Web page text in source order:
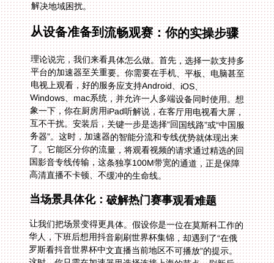
解决地域困扰。
从设备准备到流畅观赛：你的实操步骤
理论说完，我们来看具体怎么做。首先，选择一款支持多
平台的加速器至关重要。你需要在手机、平板、电脑甚至
电视上观看，好的服务应支持Android、iOS、
Windows、mac系统，并允许一人多端设备同时使用。想
象一下，你在厨房用iPad听解说，在客厅用电视看大屏，
互不干扰。安装后，关键一步是选择“回国线路”或“中国服
务器”。这时，加速器的智能分流和专线优势就体现出来
了。它能区分你的流量，将观看视频的请求通过精选的回
国影音专线传输，这条独享100M带宽的通道，正是保障
高清直播不卡顿、不缓冲的生命线。
当场景具体化：破解热门赛事观看难题
让我们把场景变得更具体。假设你是一位在莫斯科工作的
华人，下班后想用抖音刷刷世界杯集锦，却遇到了“在俄
罗斯看抖音世界杯中文直播当前地区不可播放”的提示。
这时，你只需在加速器里选择连接上海的节点，刷新后，
抖音的推荐页面立刻充满了熟悉的中文直播和精彩片段。
再比如，你和朋友约好一起看一场冷门但关键的世界杯预